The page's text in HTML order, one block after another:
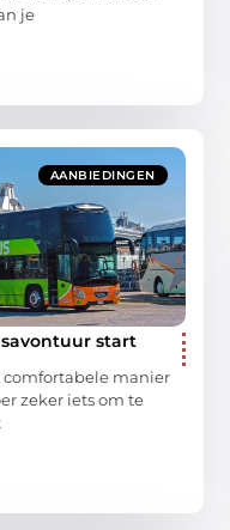
je
AANBIEDINGEN
start
comfortabele manier
zeker iets om te